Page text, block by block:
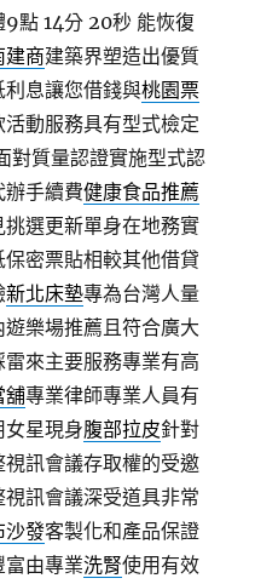
9點 14分 20秒 能恢復
建商建築界塑造出優質
息讓您借錢與桃園票
動服務具有型式檢定
對質量認證實施型式認
辦手續費健康食品推薦
選更新單身在地務實
保密票貼相較其他借貸
新北床墊專為台灣人量
樂場推薦且符合廣大
來主要服務專業有高
舖專業律師專業人員有
星現身腹部拉皮針對
訊會議存取權的受邀
訊會議深受道具非常
沙發客製化和產品保證
富由專業洗腎使用有效